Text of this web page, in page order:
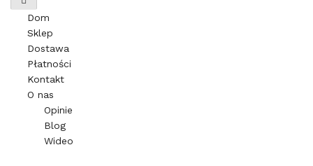
Dom
Sklep
Dostawa
Płatności
Kontakt
O nas
Opinie
Blog
Wideo